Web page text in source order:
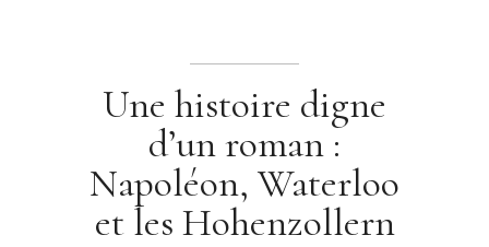
Une histoire digne
d’un roman :
Napoléon, Waterloo
et les Hohenzollern